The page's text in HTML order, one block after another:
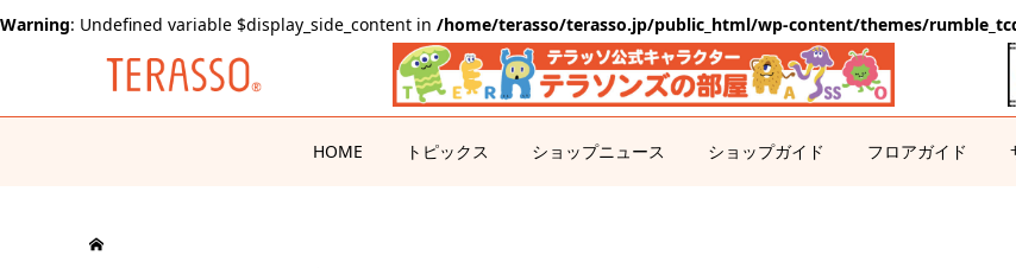
Warning: Undefined variable $display_side_content in /home/terasso/terasso.jp/public_html/wp-content/themes/
HOME トピックス ショップニュース ショップガイド フロアガイド